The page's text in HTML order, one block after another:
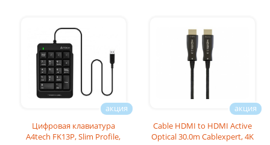
Цифровая клавиатура
A4tech FK13P, Slim Profile,
Cable HDMI to HDMI Active
Optical 30.0m Cablexpert, 4K